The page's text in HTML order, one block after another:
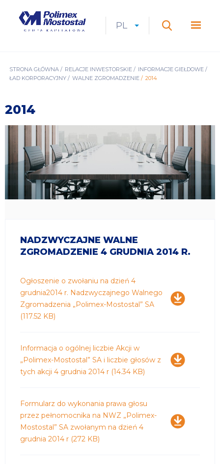
Mostostal
CURRENT
PL
ROZWIŃ
LANGUAGESZUKAJ
ŚCIEŻKA
STRONA GŁÓWNA RELACJE INWESTORSKIE
INFORMACJE GIEŁDOWE
ŁAD KORPORACYJNY
WALNE ZGROMADZENIE 2014
2014
NADZWYCZAJNE WALNE
ZGROMADZENIE 4 GRUDNIA 2014 R.
Pobierz
Ogłoszenie o zwołaniu na dzień 4
grudnia2014 r. Nadzwyczajnego Walnego
Zgromadzenia „Polimex-Mostostal” SA
(117.52 KB)
Pobierz
Informacja o ogólnej liczbie Akcji w
„Polimex-Mostostal” SA i liczbie głosów z
tych akcji 4 grudnia 2014 r (14.34 KB)
Pobierz
Formularz do wykonania prawa głosu
przez pełnomocnika na NWZ „Polimex-
Mostostal” SA zwołanym na dzień 4
grudnia 2014 r (272 KB)